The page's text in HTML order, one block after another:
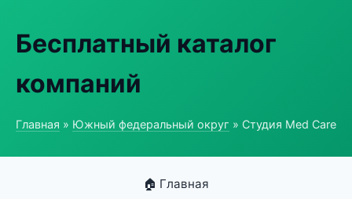
Бесплатный каталог
компаний
Главная » Южный федеральный округ » Студия Med Care
🏠 Главная